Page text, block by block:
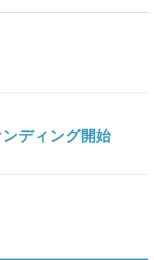
ディング開始